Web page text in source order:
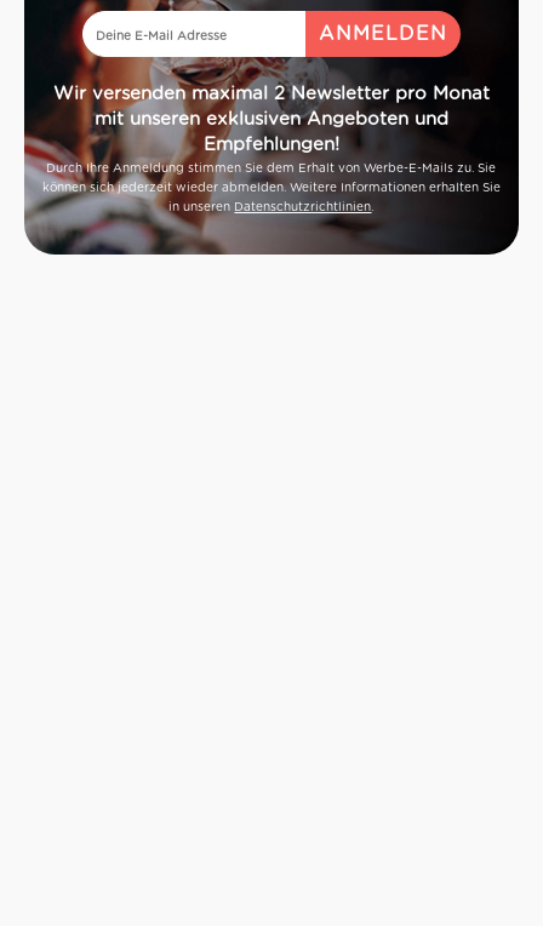
Wir versenden maximal 2 Newsletter pro Monat
mit unseren exklusiven Angeboten und
Empfehlungen!
Durch Ihre Anmeldung stimmen Sie dem Erhalt von Werbe-E-Mails zu. Sie
können sich jederzeit wieder abmelden. Weitere Informationen erhalten Sie
in unseren Datenschutzrichtlinien